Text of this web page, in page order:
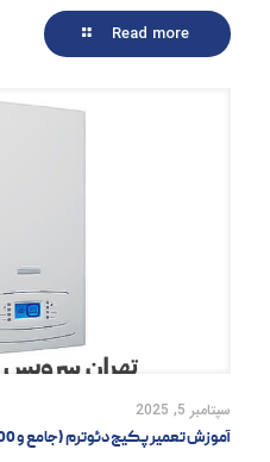
Read more
سپتامبر 5, 2025
آموزش تعمیر پکیج دئوترم (جامع و 100 درصد کاربردی)